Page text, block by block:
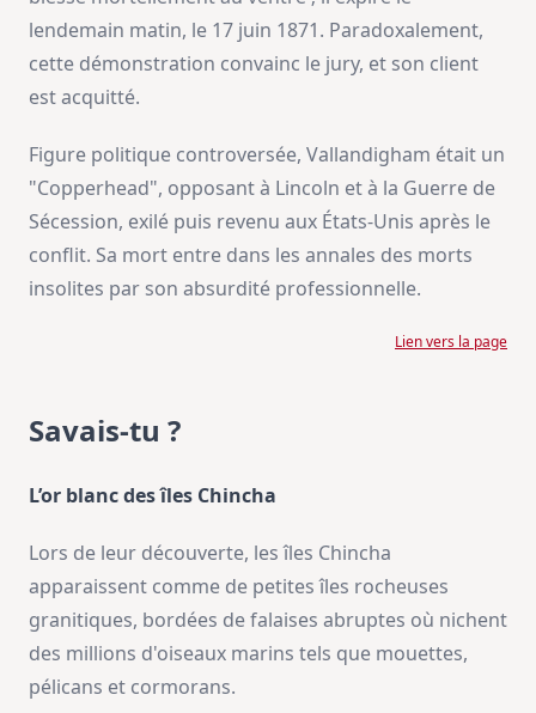
lendemain matin, le 17 juin 1871. Paradoxalement,
cette démonstration convainc le jury, et son client
est acquitté.
Figure politique controversée, Vallandigham était un
"Copperhead", opposant à Lincoln et à la Guerre de
Sécession, exilé puis revenu aux États-Unis après le
conflit. Sa mort entre dans les annales des morts
insolites par son absurdité professionnelle.
Lien vers la page
Savais-tu ?
L’or blanc des îles Chincha
Lors de leur découverte, les îles Chincha
apparaissent comme de petites îles rocheuses
granitiques, bordées de falaises abruptes où nichent
des millions d'oiseaux marins tels que mouettes,
pélicans et cormorans.